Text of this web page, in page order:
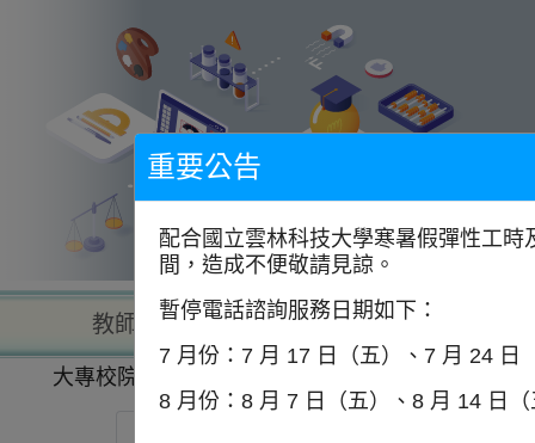
教師查詢 學校查詢
大專校院一覽表
重要公告
配合國立雲林科技大學寒暑假彈性工
間，造成不便敬請見諒。
暫停電話諮詢服務日期如下：
7 月份：7 月 17 日（五）、7 月 24 日
8 月份：8 月 7 日（五）、8 月 14 日（